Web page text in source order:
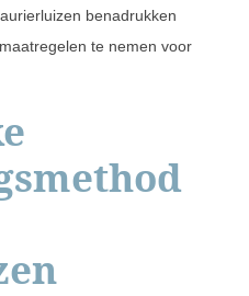
benadrukken
te nemen voor